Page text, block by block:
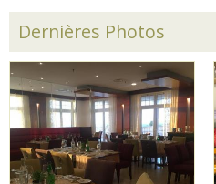
Dernières Photos